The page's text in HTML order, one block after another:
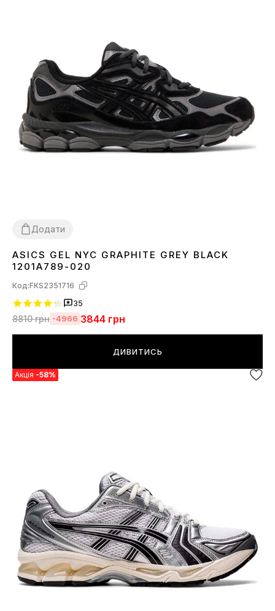
Додати
36 37383940 41 42434445
ASICS GEL NYC GRAPHITE GREY BLACK
1201A789-020
Код:FKS2351716
35
8810грн -4966 3844 грн
ДИВИТИСЬ
Акція -58%